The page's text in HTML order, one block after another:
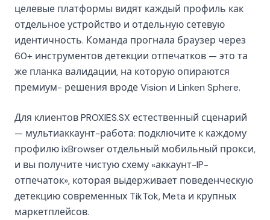
целевые платформы видят каждый профиль как
отдельное устройство и отдельную сетевую
идентичность. Команда прогнала браузер через
60+ инструментов детекции отпечатков — это та
же планка валидации, на которую опираются
премиум- решения вроде Vision и Linken Sphere.
Для клиентов PROXIES.SX естественный сценарий
— мультиаккаунт-работа: подключите к каждому
профилю ixBrowser отдельный мобильный прокси,
и вы получите чистую схему «аккаунт-IP-
отпечаток», которая выдерживает поведенческую
детекцию современных TikTok, Meta и крупных
маркетплейсов.